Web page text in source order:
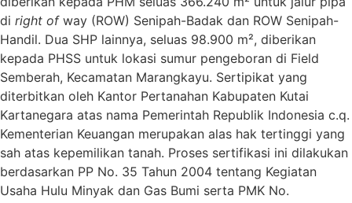
di right of way (ROW) Senipah-Badak dan ROW Senipah-
Handil. Dua SHP lainnya, seluas 98.900 m², diberikan
kepada PHSS untuk lokasi sumur pengeboran di Field
Semberah, Kecamatan Marangkayu. Sertipikat yang
diterbitkan oleh Kantor Pertanahan Kabupaten Kutai
Kartanegara atas nama Pemerintah Republik Indonesia c.q.
Kementerian Keuangan merupakan alas hak tertinggi yang
sah atas kepemilikan tanah. Proses sertifikasi ini dilakukan
berdasarkan PP No. 35 Tahun 2004 tentang Kegiatan
Usaha Hulu Minyak dan Gas Bumi serta PMK No.